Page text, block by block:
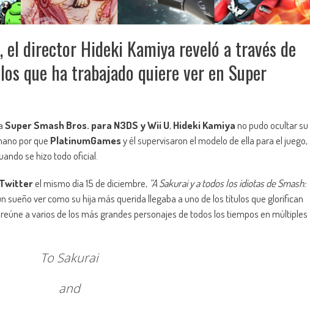
el director Hideki Kamiya reveló a través de
que ha trabajado quiere ver en Super
Super Smash Bros. para N3DS y Wii U, Hideki Kamiyano pudo ocultar su
por que PlatinumGamesy él supervisaron el modelo de ella para el juego,
se hizo todo oficial.
Twitterel mismo día 15 de diciembre, “A Sakurai y a todos los idiotas de Smash:
sueño ver como su hija más querida llegaba a uno de los títulos que glorifican
a varios de los más grandes personajes de todos los tiempos en múltiples
To Sakurai
and